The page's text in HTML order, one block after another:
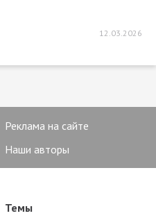
12.03.2026
Реклама на сайте
Наши авторы
Темы